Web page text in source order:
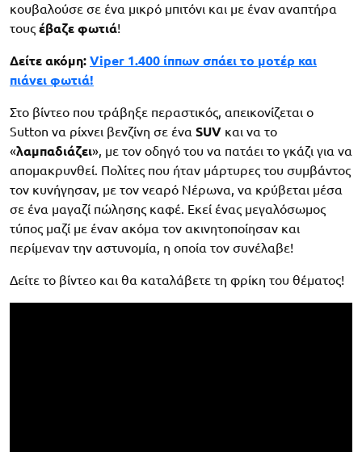
κουβαλούσε σε ένα μικρό μπιτόνι και με έναν αναπτήρα
τους έβαζε φωτιά!
Δείτε ακόμη: Viper 1.400 ίππων σπάει το μοτέρ και
πιάνει φωτιά!
Στο βίντεο που τράβηξε περαστικός, απεικονίζεται ο
Sutton να ρίχνει βενζίνη σε ένα SUV και να το
«λαμπαδιάζει», με τον οδηγό του να πατάει το γκάζι για να
απομακρυνθεί. Πολίτες που ήταν μάρτυρες του συμβάντος
τον κυνήγησαν, με τον νεαρό Νέρωνα, να κρύβεται μέσα
σε ένα μαγαζί πώλησης καφέ. Εκεί ένας μεγαλόσωμος
τύπος μαζί με έναν ακόμα τον ακινητοποίησαν και
περίμεναν την αστυνομία, η οποία τον συνέλαβε!
Δείτε το βίντεο και θα καταλάβετε τη φρίκη του θέματος!